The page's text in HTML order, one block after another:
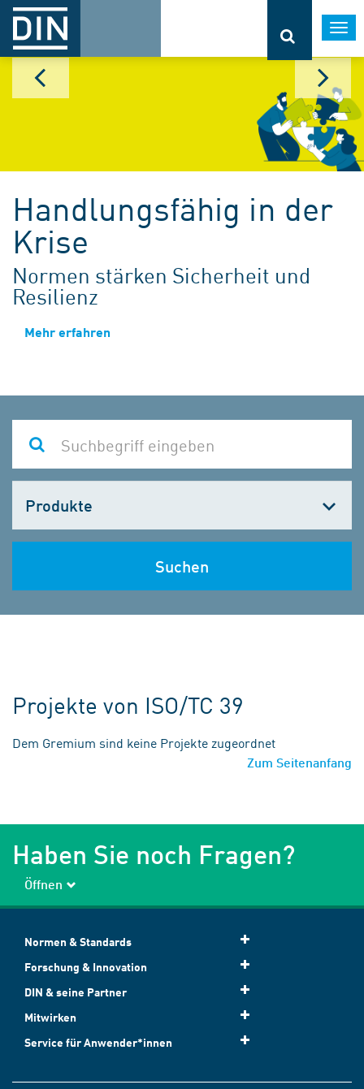
Handlungsfähig in der
Krise
Normen stärken Sicherheit und
Resilienz
Mehr erfahren
wählen
Suchen
Projekte von ISO/TC 39
Dem Gremium sind keine Projekte zugeordnet
Zum Seitenanfang
Haben Sie noch Fragen?
Öffnen
Normen & Standards
Forschung & Innovation
DIN & seine Partner
Mitwirken
Service für Anwender*innen